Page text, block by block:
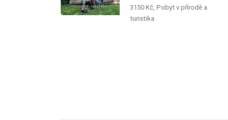
3150 Kč, Pobyt v přírodě a
turistika